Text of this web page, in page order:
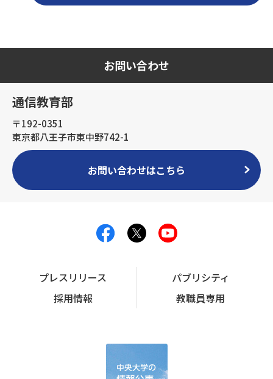
お問い合わせ
通信教育部
〒192-0351
東京都八王子市東中野742-1
お問い合わせはこちら
プレスリリース
パブリシティ
採用情報
教職員専用